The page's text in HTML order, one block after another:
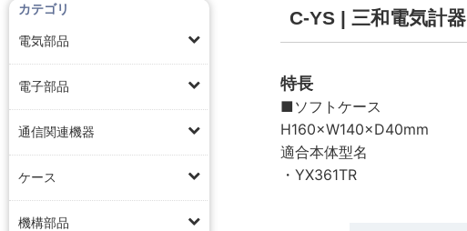
カテゴリ
電気部品
電子部品
通信関連機器
ケース
機構部品
C-YS | 三和電気計
特長
■ソフトケース
H160×W140×D40mm
適合本体型名
・YX361TR